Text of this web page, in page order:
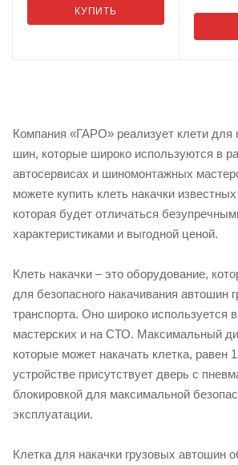
КУПИТЬ
Компания «ГАРО» реализует клети для
шин, которые широко используются в
автосервисах и шиномонтажных
можете купить клеть накачки
которая будет отличаться
характеристиками и выгодной ценой.
Клеть накачки – это оборудование,
для безопасного накачивания автошин
транспорта. Оно широко используется
мастерских и на СТО. Максимальный
которые может накачать клетка, равен
устройстве присутствует дверь с
блокировкой для максимальной
эксплуатации.
Клетка для накачки грузовых автошин